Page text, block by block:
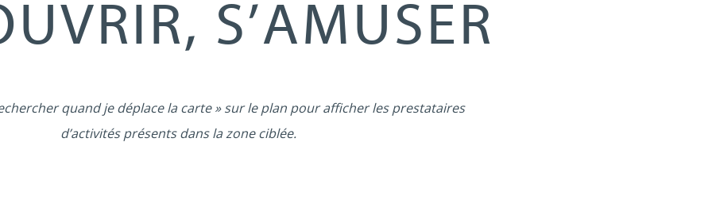
S’AMUSER
quand je déplace la carte » sur le plan pour afficher les prestataires
d’activités présents dans la zone ciblée.